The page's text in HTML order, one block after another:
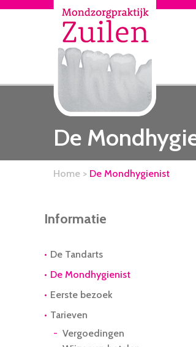
De
Home > De Mondhygienist
Informatie
De Tandarts
De Mondhygienist
Eerste bezoek
Tarieven
Vergoedingen